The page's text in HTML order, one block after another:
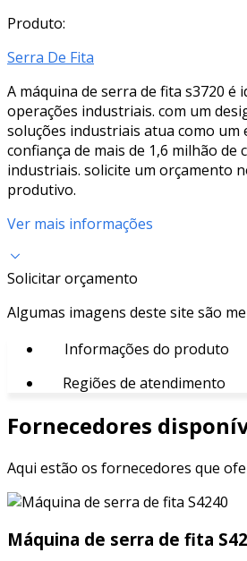
Produto:
Serra De Fita
A máquina de serra de fita s3720
operações industriais. com um
soluções industriais atua como um
confiança de mais de 1,6 milhão
industriais. solicite um orçamento
produtivo.
Ver mais informações
Solicitar orçamento
Algumas imagens deste site são
Informações do produto
Regiões de atendimento
Fornecedores
Aqui estão os fornecedores que
Máquina de serra de fita